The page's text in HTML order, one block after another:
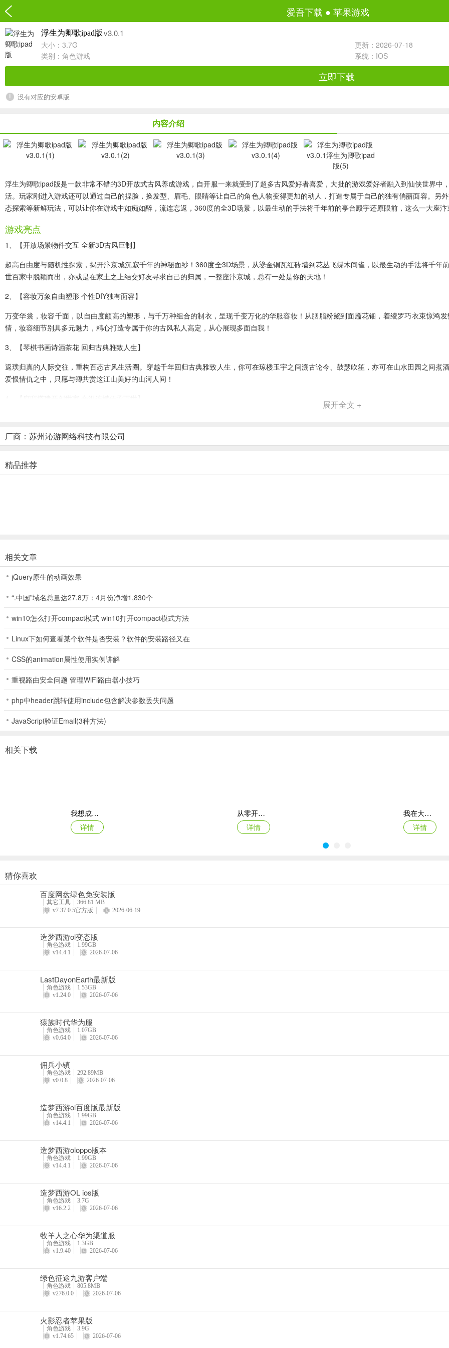
爱吾下载 ● 苹果游戏
浮生为卿歌ipad版 v3.0.1
大小：3.7G
更新：2026-07-18
类别： 角色游戏 系统：IOS
立即下载
没有对应的安卓版
内容介绍
浮生为卿歌ipad版是一款非常不错的3D开放式古风养成游戏，自开服一来就受到了超多古风爱好者喜爱，大批的游戏爱好者融入到仙侠世界
活。玩家刚进入游戏还可以通过自己的捏脸，换发型、眉毛、眼睛等让自己的角色人物变得更加的动人，打造专属于自己的独有俏丽面容。另
态探索等新鲜玩法，可以让你在游戏中如痴如醉，流连忘返，360度的全3D场景，以最生动的手法将千年前的亭台殿宇还原眼前，这么一大座汴
游戏亮点
1、【开放场景物件交互 全新3D古风巨制】
超高自由度与随机性探索，揭开汴京城沉寂千年的神秘面纱！360度全3D场景，从鎏金铜瓦红砖墙到花丛飞蝶木间雀，以最生动的手法将千
世百家中脱颖而出，亦或是在家土之上结交好友寻求自己的归属，一整座汴京城，总有一处是你的天地！
2、【容妆万象自由塑形 个性DIY独有面容】
万变华裳，妆容千面，以自由度颇高的塑形，与千万种组合的制衣，呈现千变万化的华服容妆！从胭脂粉黛到面靥花钿，着绫罗巧衣束惊鸿
情，妆容细节别具多元魅力，精心打造专属于你的古风私人高定，从心展现多面自我！
3、【琴棋书画诗酒茶花 回归古典雅致人生】
返璞归真的人际交往，重构百态古风生活圈。穿越千年回归古典雅致人生，你可在琼楼玉宇之间溯古论今、鼓瑟吹笙，亦可在山水田园之间
爱恨情仇之中，只愿与卿共赏这江山美好的山河人间！
造，用创造搭配之力撼动你的古风人生！
【开启条件】主角等级达到55级开启。
鱼地点等着被发掘哦！
3、当位于可钓鱼点时，主角身边会出现钓鱼图标，点击该图标即可开始钓鱼，耐心等待鱼儿们上钩吧！
没那么容易啦！
6、若是各位不想手动钓鱼的话，也可以开启自动钓鱼哦，只要尊享等级达到1级即可使用自动钓鱼功能。自动钓鱼时可以进行聊天等操作，但不
7、渔人阿强每3天都会派发4个随机订单，完成订单将获得丰厚的经验及游园币奖励！小伙伴们记得提交订单哦。
点击右下角“背包”按钮，再点击物资页签，点击钓鱼获得的物资可以进行捐献，捐献后可以获得世家贡献。
点击右下角“背包”按钮，再点击右上角“世家仓库”按钮，即可进入世家仓库界面。
9、提升钓鱼熟练度可提升钓鱼技能，而提升钓鱼技能，可解锁更多种类的鱼儿，还可提高钓鱼成功率哦！小伙伴可前往“生活技能”查看自己
看钓鱼等级啦！
2、多线剧情，跌宕起伏的剧情、悲欢离合为你提供沉浸式体验；
4、自由交互，志同道合的好友、百闻一见的知己携手共游天地；
1、新增檀金尚药随从青衿
2、新增琼金神宠金玉喵贾
3、新增修竹种类灵佑
4、新增锦绣图鉴功能
展开全文 +
厂商：苏州沁游网络科技有限公司
精品推荐
相关文章
jQuery原生的动画效果
“.中国”域名总量达27.8万：4月份净增1,830个
win10怎么打开compact模式 win10打开compact模式方法
Linux下如何查看某个软件是否安装？软件的安装路径又在
CSS的animation属性使用实例讲解
重视路由安全问题 管理WiFi路由器小技巧
php中header跳转使用include包含解决参数丢失问题
JavaScript验证Email(3种方法)
相关下载
我想成为影之强者国际服最新版本
详情
从零开始：结束
详情
我在大清当皇帝折扣端
详情
原始传奇oppo版登录器
详情
梦幻西游ios版
永恒之塔2苹果版
猜你喜欢
百度网盘绿色免安装版
其它工具
366.81 MB
v7.37.0.5官方版
2026-06-19
造梦西游ol变态版
角色游戏
1.99GB
v14.4.1
2026-07-06
LastDayonEarth最新版
角色游戏
1.53GB
v1.24.0
2026-07-06
猿族时代华为服
角色游戏
1.07GB
v0.64.0
2026-07-06
佣兵小镇
角色游戏
292.89MB
v0.0.8
2026-07-06
造梦西游ol百度版最新版
角色游戏
1.99GB
v14.4.1
2026-07-06
造梦西游oloppo版本
角色游戏
1.99GB
v14.4.1
2026-07-06
造梦西游OL ios版
角色游戏
3.7G
v16.2.2
2026-07-06
牧羊人之心华为渠道服
角色游戏
1.3GB
v1.9.40
2026-07-06
绿色征途九游客户端
角色游戏
805.8MB
v276.0.0
2026-07-06
火影忍者苹果版
角色游戏
3.9G
v1.74.65
2026-07-06